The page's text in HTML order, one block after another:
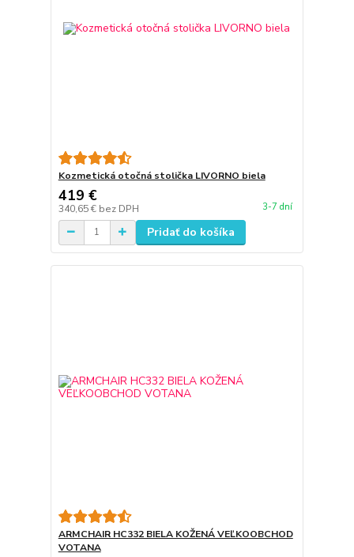
Kozmetická otočná stolička LIVORNO biela
419 €
340,65 € bez DPH 3-7 dní
Pridať do košíka
ARMCHAIR HC332 BIELA KOŽENÁ VEĽKOOBCHOD
VOTANA